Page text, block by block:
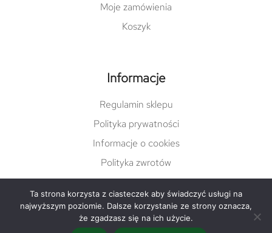
Moje zamówienia
Koszyk
Informacje
Regulamin sklepu
Polityka prywatności
Informacje o cookies
Polityka zwrotów
© Copyright 2022 damgreen.pl |varto.pl
Ta strona korzysta z ciasteczek aby świadczyć usługi na
najwyższym poziomie. Dalsze korzystanie ze strony oznacza,
że zgadzasz się na ich użycie.